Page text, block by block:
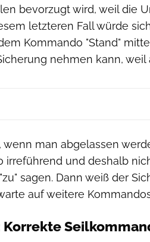
bevorzugt wird, weil die
letzteren Fall würde
Kommando "Stand"
nehmen kann, weil
wenn man abgelassen
irreführend und deshalb
sagen. Dann weiß der
auf weitere